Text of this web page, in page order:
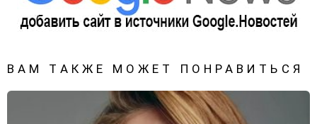
ВАМ ТАКЖЕ МОЖЕТ ПОНРАВИТЬСЯ